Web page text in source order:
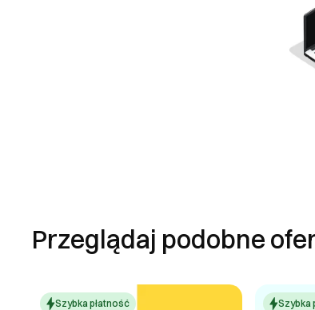
Przeglądaj podobne
Szybka płatność Szybka